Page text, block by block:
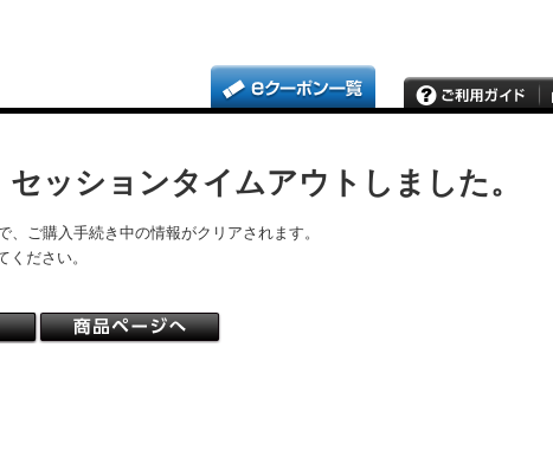
ッションタイムアウトしました。
ご購入手続き中の情報がクリアされます。
ださい。